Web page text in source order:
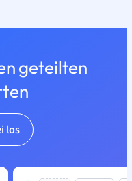
geteilten
los